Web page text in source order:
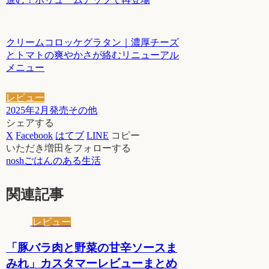
クリームコロッケグラタン｜濃厚チーズ
とトマトの爽やかさが絡むリニューアル
メニュー
レビュー
2025年2月発売その他
シェアする
X Facebook はてブ LINE コピー
いただき増田をフォローする
noshごはんのある生活
関連記事
レビュー
「豚バラ肉と野菜の甘辛ソースま
みれ」カスタマーレビューまとめ